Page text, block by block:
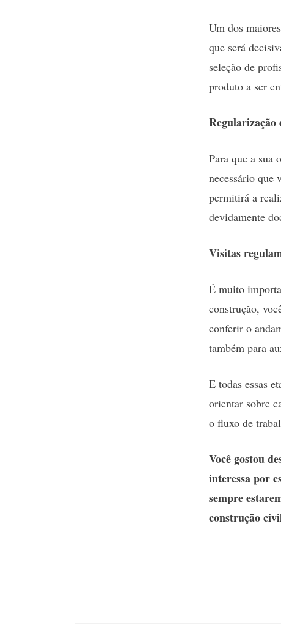
Um dos
que será
seleção de
produto a ser
Regularização
Para que a sua
necessário que
permitirá a
devidamente
Visitas
É muito
construção,
conferir o
também para
E todas essas
orientar sobre
o fluxo de
Você gostou
interessa por
sempre
construção